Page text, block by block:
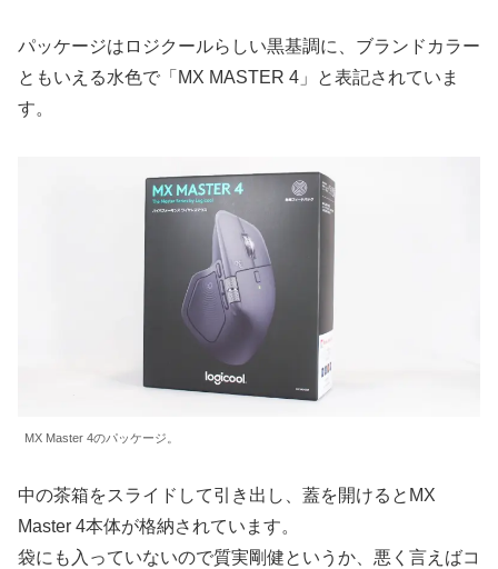
パッケージはロジクールらしい黒基調に、ブランドカラー
ともいえる水色で「MX MASTER 4」と表記されていま
す。
MX Master 4のパッケージ。
中の茶箱をスライドして引き出し、蓋を開けるとMX
Master 4本体が格納されています。
袋にも入っていないので質実剛健というか、悪く言えばコ